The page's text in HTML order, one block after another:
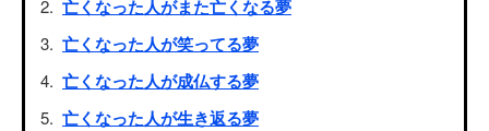
亡くなった人がまた亡くなる夢
亡くなった人が笑ってる夢
亡くなった人が成仏する夢
亡くなった人が生き返る夢